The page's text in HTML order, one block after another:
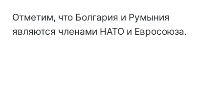
Отметим, что Болгария и Румыния
являются членами НАТО и Евросоюза.